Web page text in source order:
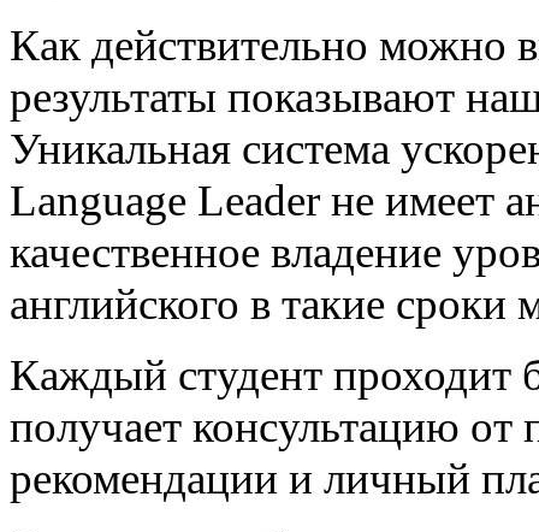
Как действительно можно
результаты показывают
Уникальная система
Language Leader не имеет
качественное владение
английского в такие сроки
Каждый студент проходит
получает консультацию от
рекомендации и личный